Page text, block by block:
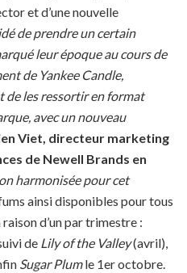
et d’une nouvelle
de prendre un certain
leur époque au cours de
de Yankee Candle,
de les ressortir en format
avec un nouveau
Viet, directeur marketing
de Newell Brands en
harmonisée pour cet
ainsi disponibles pour tous
d’un par trimestre :
de Lily of the Valley(avril),
Sugar Plumle 1er octobre.